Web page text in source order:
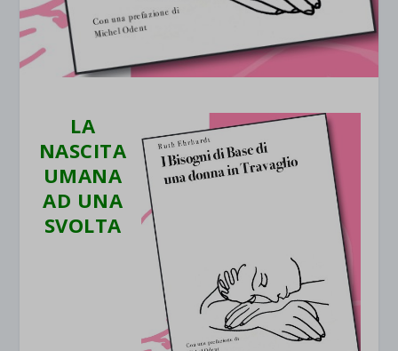
LA
NASCITA
UMANA
AD UNA
SVOLTA